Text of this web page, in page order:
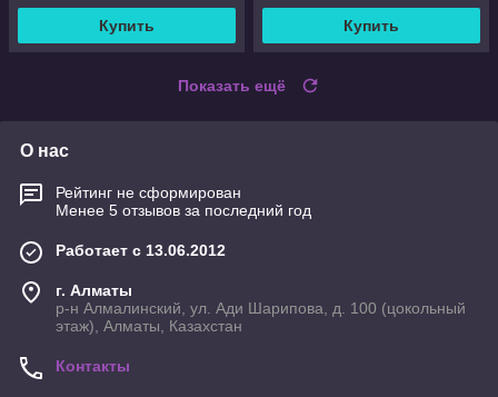
Купить Купить
Показать ещё
О нас
Рейтинг не сформирован
Менее 5 отзывов за последний год
Работает с 13.06.2012
г. Алматы
р-н Алмалинский, ул. Ади Шарипова, д. 100 (цокольный
этаж), Алматы, Казахстан
Контакты